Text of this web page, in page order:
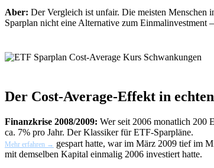
Aber: Der Vergleich ist unfair. Die meisten
Sparplan nicht eine Alternative zum
Der Cost-Average-Effekt in
Finanzkrise 2008/2009: Wer seit 2006 monatlich 200
ca. 7% pro Jahr. Der Klassiker für ETF-Sparpläne.
Mehr erfahren → gespart hatte, war im März 2009 tief im
mit demselben Kapital einmalig 2006 investiert hatte.